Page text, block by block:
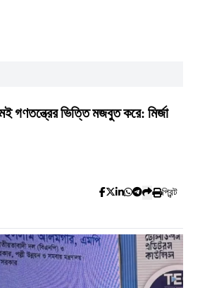
গণতন্ত্রের ভিত্তি মজবুত করে: মির্জা
প্রিন্ট